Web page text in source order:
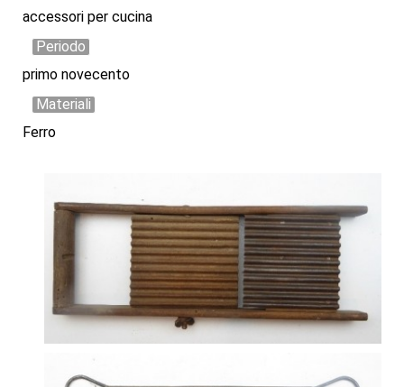
accessori per cucina
Periodo
primo novecento
Materiali
Ferro